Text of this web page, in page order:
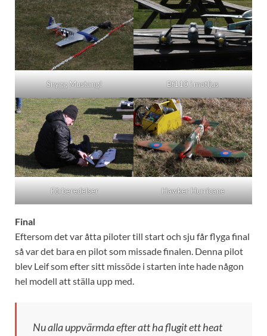
Snygg Mustang! Bf110 i motljus
Förberedelser Hawker Hurricane
Final
Eftersom det var åtta piloter till start och sju får flyga final
så var det bara en pilot som missade finalen. Denna pilot
blev Leif som efter sitt missöde i starten inte hade någon
hel modell att ställa upp med.
Nu alla uppvärmda efter att ha flugit ett heat